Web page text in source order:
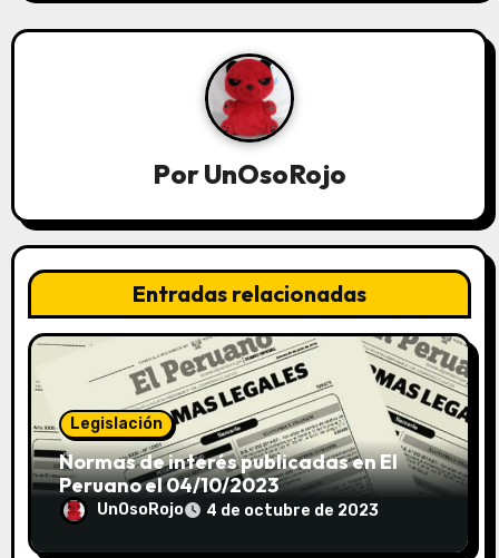
PorUnOsoRojo
Entradas relacionadas
Legislación
Normas de interés publicadas en El
Peruano el 04/10/2023
UnOsoRojo 4 de octubre de 2023